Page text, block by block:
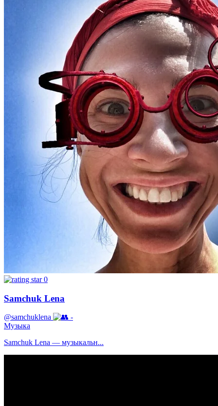
0
Samchuk Lena
@samchuklena
-
Музыка
Samchuk Lena — музыкальн...